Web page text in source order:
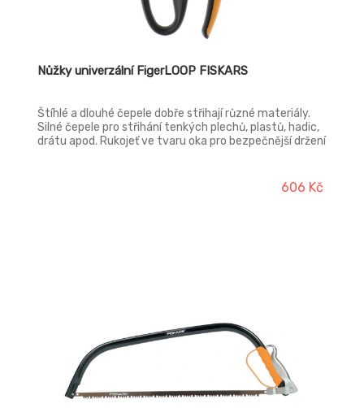
Nůžky univerzální FigerLOOP FISKARS
Štíhlé a dlouhé čepele dobře střihají různé materiály.
Silné čepele pro střihání tenkých plechů, plastů, hadic,
drátu apod. Rukojeť ve tvaru oka pro bezpečnější držení
606 Kč